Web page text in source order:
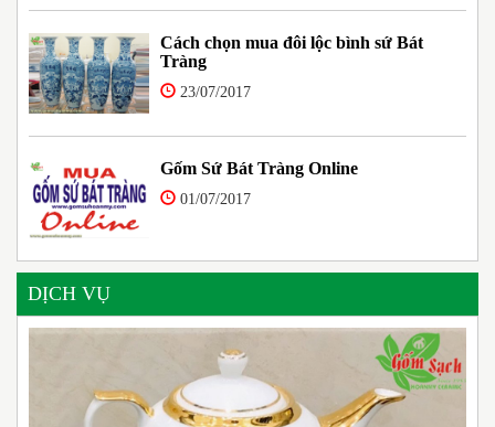
Cách chọn mua đôi lộc bình sứ Bát
Tràng
23/07/2017
Gốm Sứ Bát Tràng Online
01/07/2017
DỊCH VỤ